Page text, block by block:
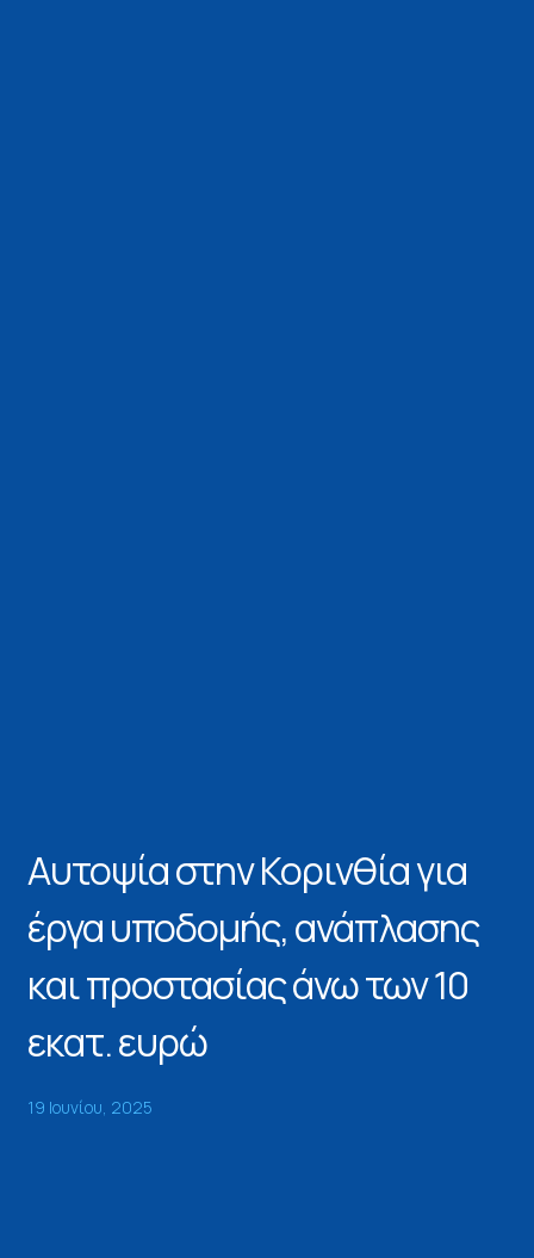
Αυτοψία στην Κορινθία για
έργα υποδομής, ανάπλασης
και προστασίας άνω των 10
εκατ. ευρώ
19 Ιουνίου, 2025